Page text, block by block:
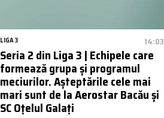
LIGA 3 14:03
Seria 2 din Liga 3 | Echipele care
formează grupa și programul
meciurilor. Așteptările cele mai
mari sunt de la Aerostar Bacău și
SC Oțelul Galați